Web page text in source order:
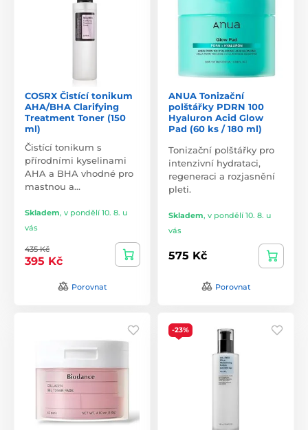
COSRX Čistící tonikum
AHA/BHA Clarifying
Treatment Toner (150
ml)
Čistící tonikum s
přírodními kyselinami
AHA a BHA vhodné pro
mastnou a…
Skladem, v pondělí 10. 8. u
vás
435 Kč
395 Kč
Porovnat
ANUA Tonizační
polštářky PDRN 100
Hyaluron Acid Glow
Pad (60 ks / 180 ml)
Tonizační polštářky pro
intenzivní hydrataci,
regeneraci a rozjasnění
pleti.
Skladem, v pondělí 10. 8. u
vás
575 Kč
Porovnat
-23%